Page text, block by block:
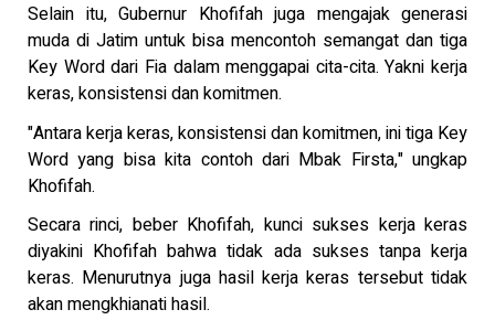
Selain itu, Gubernur Khofifah juga mengajak generasi
muda di Jatim untuk bisa mencontoh semangat dan tiga
Key Word dari Fia dalam menggapai cita-cita. Yakni kerja
keras, konsistensi dan komitmen.
"Antara kerja keras, konsistensi dan komitmen, ini tiga Key
Word yang bisa kita contoh dari Mbak Firsta," ungkap
Khofifah.
Secara rinci, beber Khofifah, kunci sukses kerja keras
diyakini Khofifah bahwa tidak ada sukses tanpa kerja
keras. Menurutnya juga hasil kerja keras tersebut tidak
akan mengkhianati hasil.